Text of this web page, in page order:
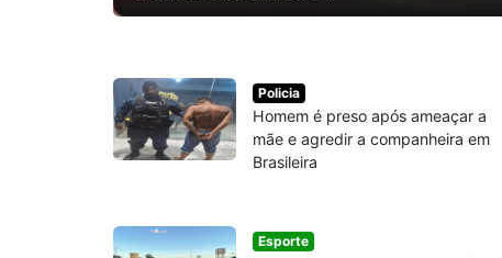
Policia
Homem é preso após ameaçar a
mãe e agredir a companheira em
Brasileira
Esporte